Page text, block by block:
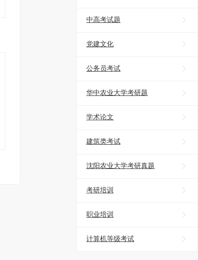

中高考试题

党建文化

公务员考试

华中农业大学考研题

学术论文

建筑类考试

沈阳农业大学考研真题

考研培训

职业培训

计算机等级考试